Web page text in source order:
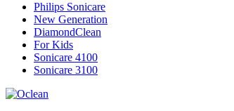
Philips Sonicare
New Generation
DiamondClean
For Kids
Sonicare 4100
Sonicare 3100